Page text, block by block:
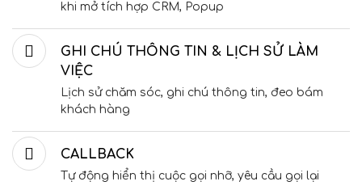
khi mở tích hợp CRM, Popup
GHI CHÚ THÔNG TIN & LỊCH SỬ LÀM
VIỆC
Lịch sử chăm sóc, ghi chú thông tin, đeo bám
khách hàng
CALLBACK
Tự động hiển thị cuộc gọi nhỡ, yêu cầu gọi lại